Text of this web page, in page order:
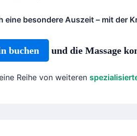
eine besondere Auszeit – mit der
buchen und die Massage
Reihe von weiteren